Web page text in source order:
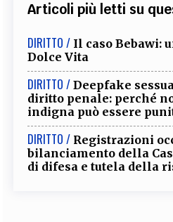
Articoli più letti su
DIRITTO / Il caso Bebawi:
Dolce Vita
DIRITTO / Deepfake
diritto penale: perché
indigna può essere
DIRITTO / Registrazioni
bilanciamento della
di difesa e tutela della